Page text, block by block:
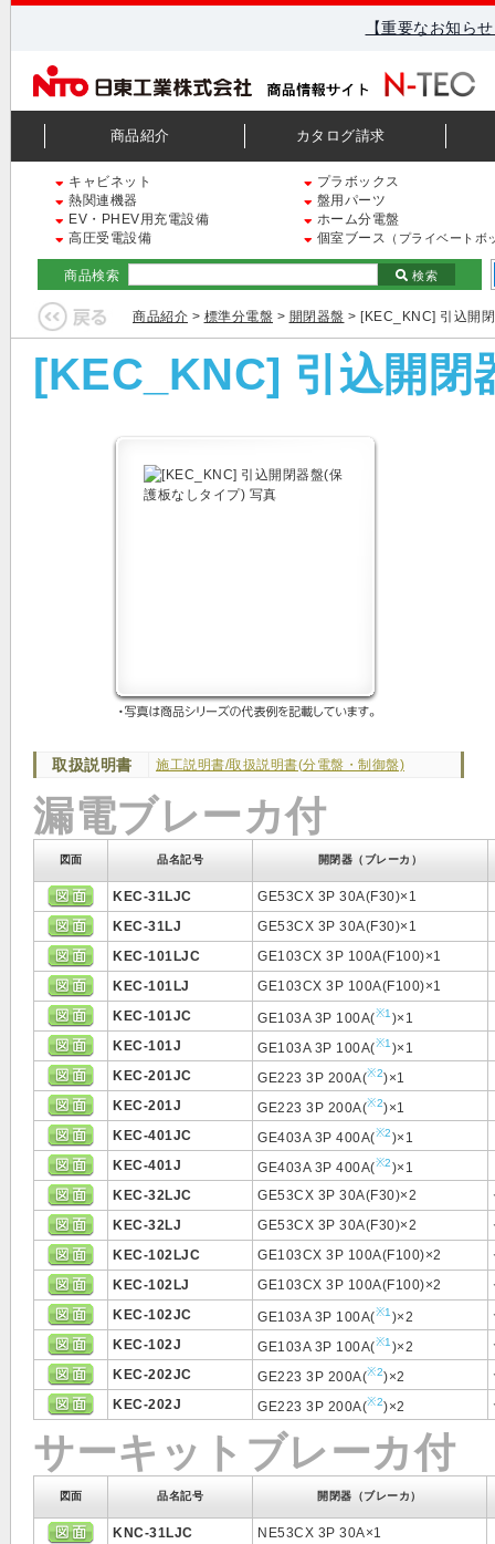
【重要なお知ら
商品紹介 カタログ請求
キャビネット
プラボックス
熱関連機器
盤用パーツ
EV・PHEV用充電設備
ホーム分電盤
高圧受電設備
個室ブース （プライベートボ
商品検索 検索
商品紹介 > 標準分電盤 > 開閉器盤 > [KEC_KNC] 引込開
[KEC_KNC] 引込開閉
取扱説明書 施工説明書/取扱説明書(分電盤・制御盤)
漏電ブレーカ付
図面 品名記号 開閉器（ブレーカ）
KEC-31LJC
GE53CX 3P 30A(F30)×1
KEC-31LJ
GE53CX 3P 30A(F30)×1
KEC-101LJC
GE103CX 3P 100A(F100)×1
KEC-101LJ
GE103CX 3P 100A(F100)×1
KEC-101JC
GE103A 3P 100A(※1 )×1
KEC-101J
GE103A 3P 100A(※1 )×1
KEC-201JC
GE223 3P 200A(※2)×1
KEC-201J
GE223 3P 200A(※2)×1
KEC-401JC
GE403A 3P 400A(※2)×1
KEC-401J
GE403A 3P 400A(※2)×1
KEC-32LJC
GE53CX 3P 30A(F30)×2
KEC-32LJ
GE53CX 3P 30A(F30)×2
KEC-102LJC
GE103CX 3P 100A(F100)×2
KEC-102LJ
GE103CX 3P 100A(F100)×2
KEC-102JC
GE103A 3P 100A(※1 )×2
KEC-102J
GE103A 3P 100A(※1 )×2
KEC-202JC
GE223 3P 200A(※2)×2
KEC-202J
GE223 3P 200A(※2)×2
サーキットブレーカ付
図面 品名記号 開閉器（ブレーカ）
KNC-31LJC
NE53CX 3P 30A×1